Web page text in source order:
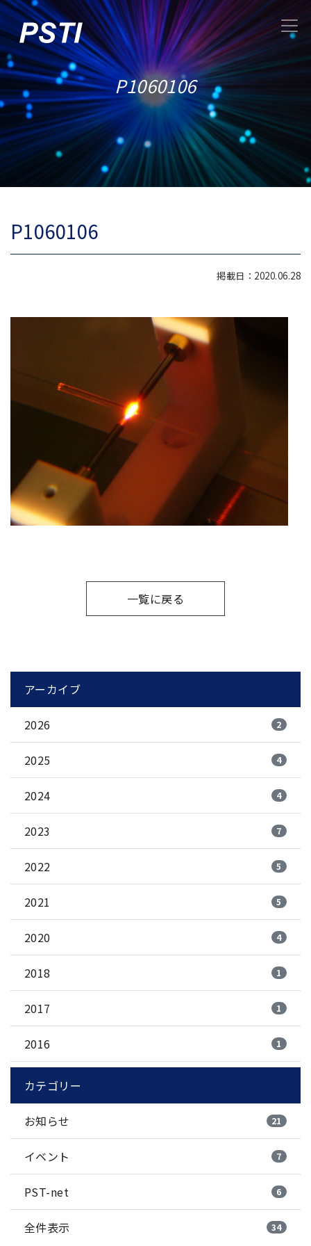
P1060106
P1060106
掲載日：2020.06.28
一覧に戻る
アーカイブ
2026 2
2025 4
2024 4
2023 7
2022 5
2021 5
2020 4
2018 1
2017 1
2016 1
カテゴリー
お知らせ 21
イベント 7
PST-net 6
全件表示 34